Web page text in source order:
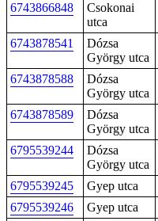
6743866848
Csokonai
utca
6743878541
Dózsa
György utca
6743878588
Dózsa
György utca
6743878589
Dózsa
György utca
6795539244
Dózsa
György utca
6795539245 Gyep utca
6795539246
Gyep utca